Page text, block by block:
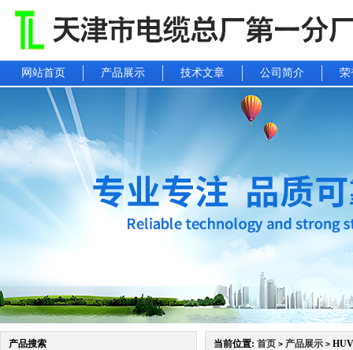
网站首页 产品展示 技术文章 公司简介 荣
产品搜索 当前位置: 首页 > 产品展示 >